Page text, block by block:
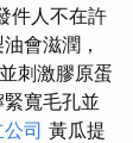
件人不在許
會滋潤，
刺激膠原蛋
寬毛孔並
司 黃瓜提